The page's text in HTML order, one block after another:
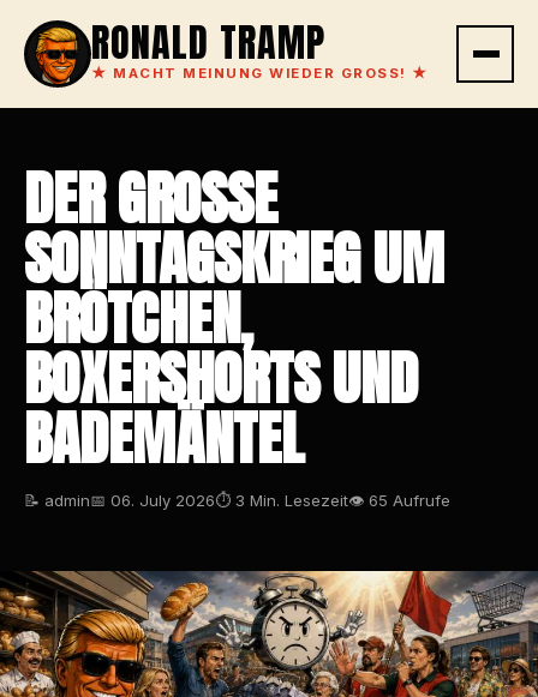
RONALD TRAMP
★ MACHT MEINUNG WIEDER GROSS! ★
DER GROSSE S
ONNTAGSKRIEG UM B
RÖTCHEN, B
OXERSHORTS UND B
ADEMÄNTEL
📝 admin📅 06. July 2026⏱ 3 Min. Lesezeit👁 65 Aufrufe